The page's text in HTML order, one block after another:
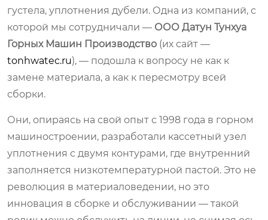
густела, уплотнения дубели. Одна из компаний, с
которой мы сотрудничали — ООО Датун Тунхуа
Горных Машин Производство (их сайт —
tonhwatec.ru), — подошла к вопросу не как к
замене материала, а как к пересмотру всей
сборки.
Они, опираясь на свой опыт с 1998 года в горном
машиностроении, разработали кассетный узел
уплотнения с двумя контурами, где внутренний
заполняется низкотемпературной пастой. Это не
революция в материаловедении, но это
инновация в сборке и обслуживании — такой